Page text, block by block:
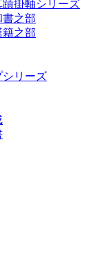
掛軸シリーズ
之部
之部
シリーズ